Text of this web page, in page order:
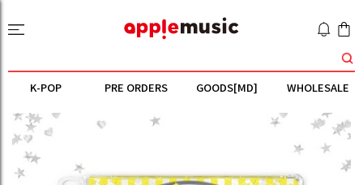
K-POP PRE ORDERS GOODS[MD] WHOLESALE